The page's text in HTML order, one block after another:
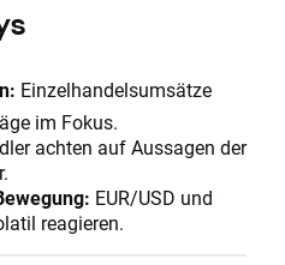
Einzelhandelsumsätze
im Fokus.
achten auf Aussagen der
EUR/USD und
reagieren.